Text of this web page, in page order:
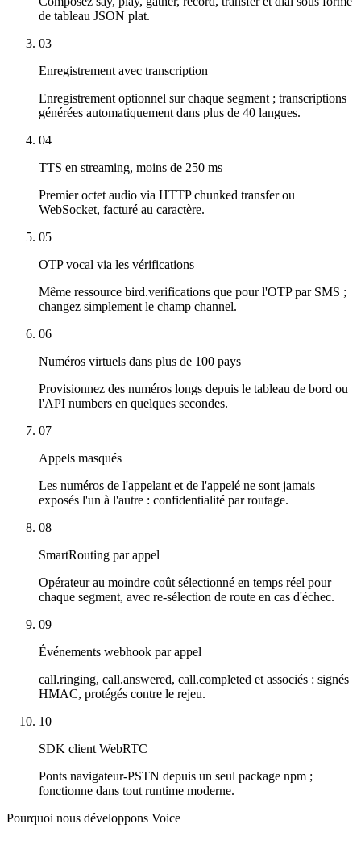
de tableau JSON plat.
03
Enregistrement avec transcription
Enregistrement optionnel sur chaque segment ; transcriptions
générées automatiquement dans plus de 40 langues.
04
TTS en streaming, moins de 250 ms
Premier octet audio via HTTP chunked transfer ou
WebSocket, facturé au caractère.
05
OTP vocal via les vérifications
Même ressource bird.verifications que pour l'OTP par SMS ;
changez simplement le champ channel.
06
Numéros virtuels dans plus de 100 pays
Provisionnez des numéros longs depuis le tableau de bord ou
l'API numbers en quelques secondes.
07
Appels masqués
Les numéros de l'appelant et de l'appelé ne sont jamais
exposés l'un à l'autre : confidentialité par routage.
08
SmartRouting par appel
Opérateur au moindre coût sélectionné en temps réel pour
chaque segment, avec re-sélection de route en cas d'échec.
09
Événements webhook par appel
call.ringing, call.answered, call.completed et associés : signés
HMAC, protégés contre le rejeu.
10
SDK client WebRTC
Ponts navigateur-PSTN depuis un seul package npm ;
fonctionne dans tout runtime moderne.
Pourquoi nous développons Voice